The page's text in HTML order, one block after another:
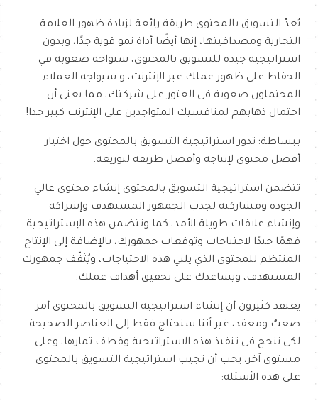
يُعدّ التسويق بالمحتوى طريقة رائعة لزيادة ظهور العلامة
التجارية ومصداقيتها، إنها أيضًا أداة نمو قوية جدًا، وبدون
استراتيجية جيدة للتسويق بالمحتوى، ستواجه صعوبة في
الحفاظ على ظهور عملك عبر الإنترنت، و سيواجه العملاء
المحتملون صعوبة في العثور على شركتك، مما يعني أن
احتمال ذهابهم لمنافسيك المتواجدين على الإنترنت كبير جدا!
ببساطة؛ تدور استراتيجية التسويق بالمحتوى حول اختيار
أفضل محتوى لإنتاجه وأفضل طريقة لتوزيعه.
تتضمن استراتيجية التسويق بالمحتوى إنشاء محتوى عالي
الجودة ومشاركته لجذب الجمهور المستهدف وإشراكه
وإنشاء علاقات طويلة الأمد، كما وتتضمن هذه الإستراتيجية
فهمًا جيدًا لاحتياجات وتوقعات جمهورك، بالإضافة إلى الإنتاج
المنتظم للمحتوى الذي يلبي هذه الاحتياجات، ويُثقّف جمهورك
المستهدف، ويساعدك على تحقيق أهداف عملك.
يعتقد كثيرون أن إنشاء استراتيجية التسويق بالمحتوى أمر
صعبٌ ومعقد، غير أننا سنحتاج فقط إلى العناصر الصحيحة
لكي ننجح في تنفيذ هذه الاستراتيجية وقطف ثمارها، وعلى
مستوى آخر، يجب أن تجيب استراتيجية التسويق بالمحتوى
على هذه الأسئلة: